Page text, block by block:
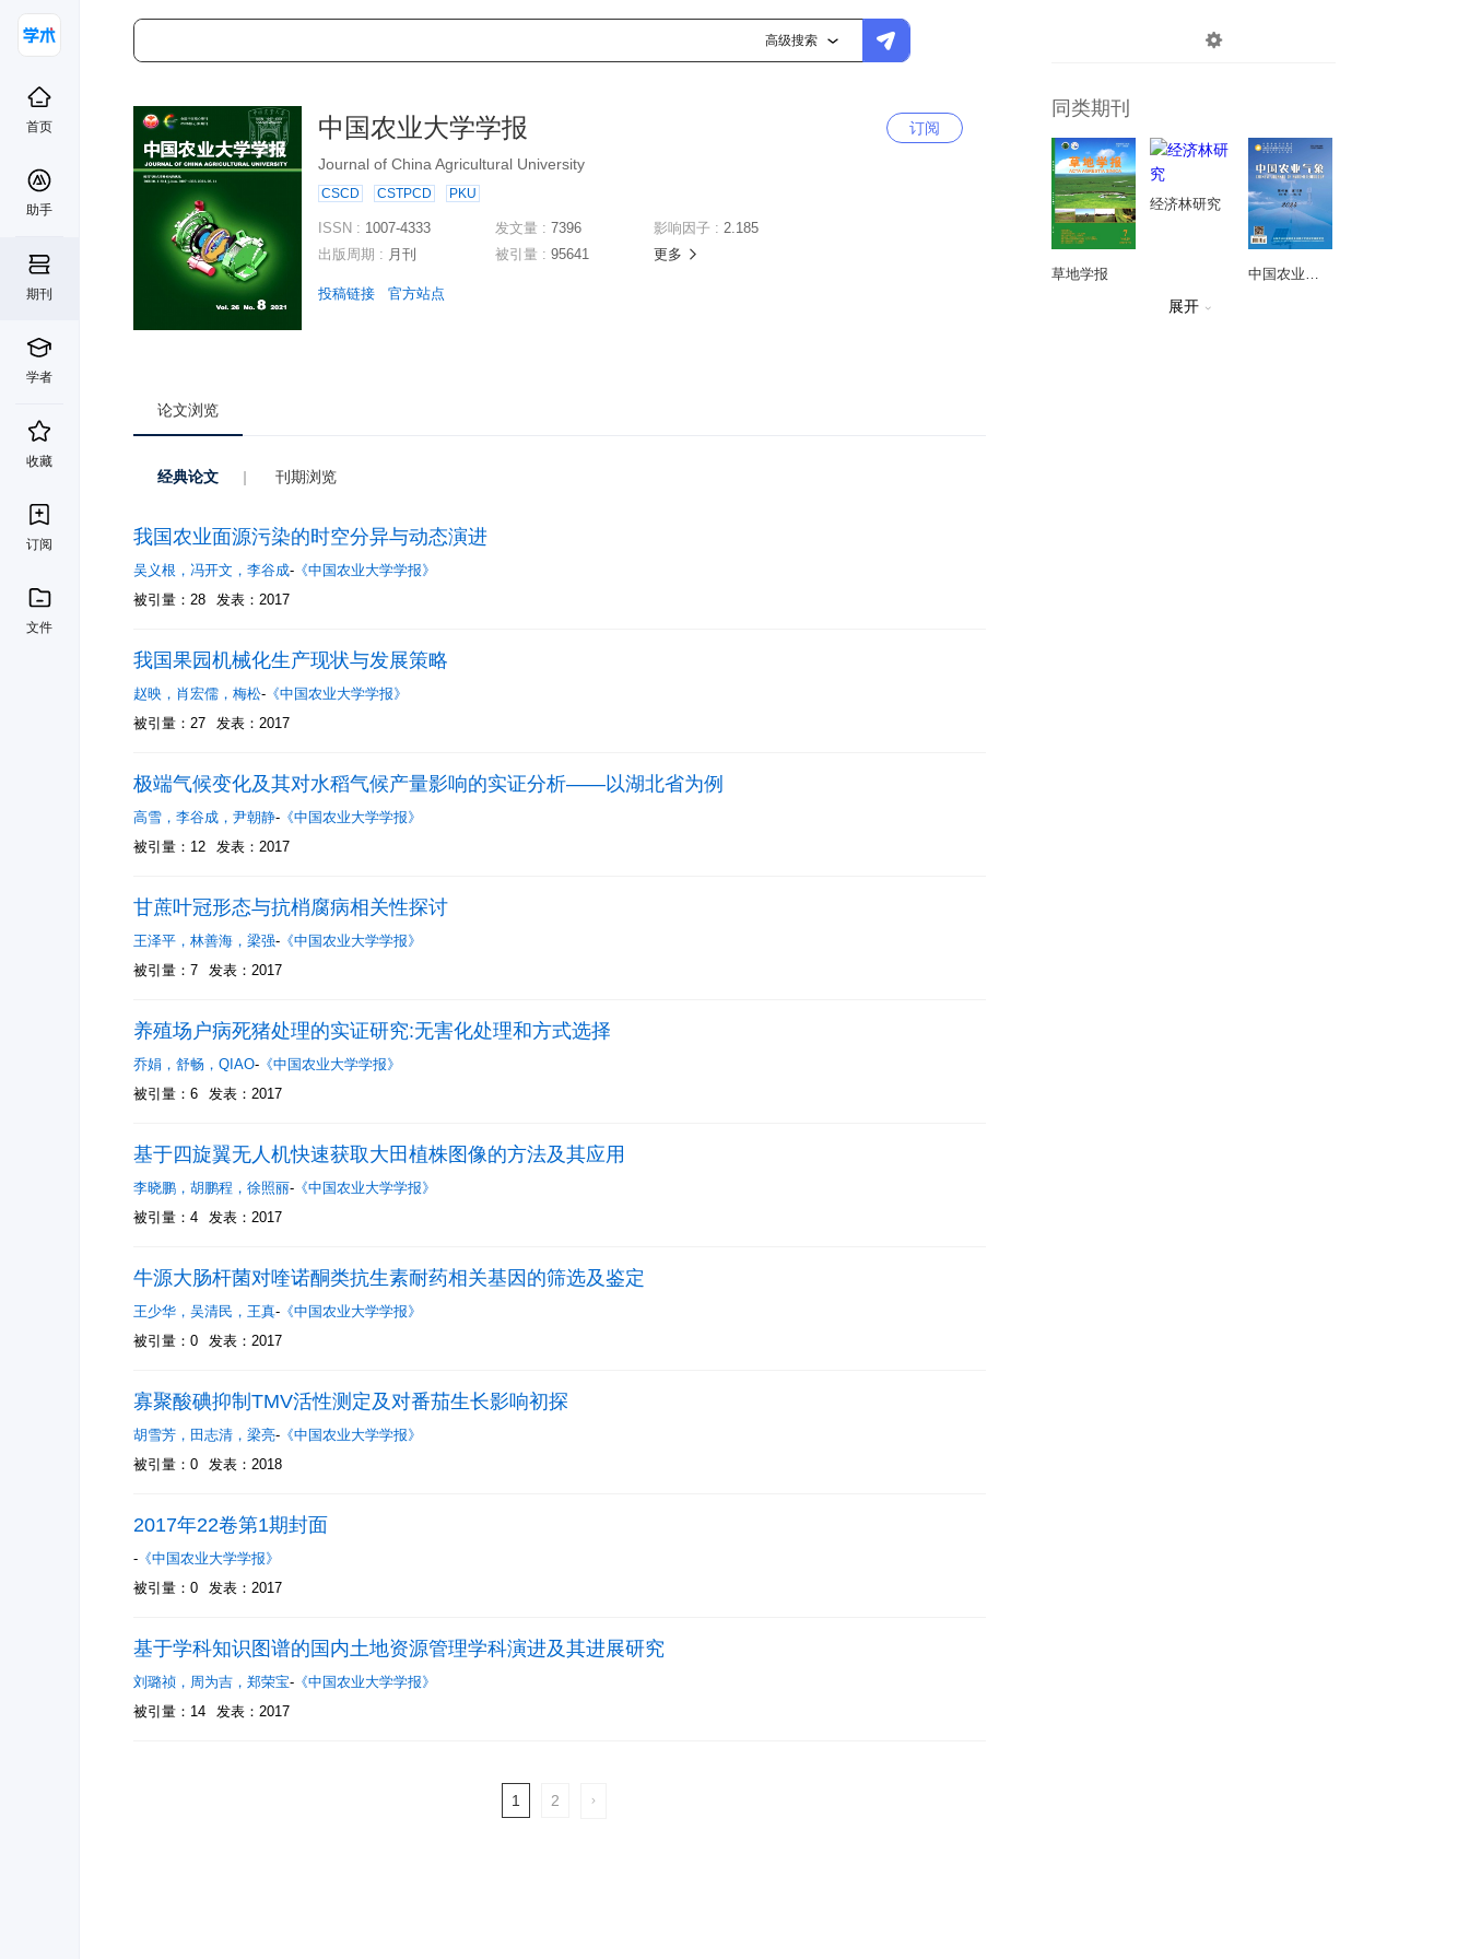
高级搜索 
首页
助手
期刊
学者
收藏
订阅
文件
中国农业大学学报 订阅
Journal of China Agricultural University
CSCD CSTPCD PKU
ISSN : 1007-4333
出版周期 : 月刊
发文量 : 7396
被引量 : 95641
影响因子 : 2.185
更多
投稿链接 官方站点
论文浏览
经典论文 | 刊期浏览
我国农业面源污染的时空分异与动态演进
吴义根 ， 冯开文 ， 李谷成- 《中国农业大学学报》
被引量：28
发表：2017
我国果园机械化生产现状与发展策略
赵映 ， 肖宏儒 ， 梅松- 《中国农业大学学报》
被引量：27
发表：2017
极端气候变化及其对水稻气候产量影响的实证分析——以湖北省为例
高雪 ， 李谷成 ， 尹朝静- 《中国农业大学学报》
被引量：12
发表：2017
甘蔗叶冠形态与抗梢腐病相关性探讨
王泽平 ， 林善海 ， 梁强- 《中国农业大学学报》
被引量：7
发表：2017
养殖场户病死猪处理的实证研究:无害化处理和方式选择
乔娟 ， 舒畅 ， QIAO- 《中国农业大学学报》
被引量：6
发表：2017
基于四旋翼无人机快速获取大田植株图像的方法及其应用
李晓鹏 ， 胡鹏程 ， 徐照丽- 《中国农业大学学报》
被引量：4
发表：2017
牛源大肠杆菌对喹诺酮类抗生素耐药相关基因的筛选及鉴定
王少华 ， 吴清民 ， 王真- 《中国农业大学学报》
被引量：0
发表：2017
寡聚酸碘抑制TMV活性测定及对番茄生长影响初探
胡雪芳 ， 田志清 ， 梁亮- 《中国农业大学学报》
被引量：0
发表：2018
2017年22卷第1期封面
- 《中国农业大学学报》
被引量：0
发表：2017
基于学科知识图谱的国内土地资源管理学科演进及其进展研究
刘璐祯 ， 周为吉 ， 郑荣宝- 《中国农业大学学报》
被引量：14
发表：2017
1 2 
同类期刊
草地学报
经济林研究
中国农业气象
展开 